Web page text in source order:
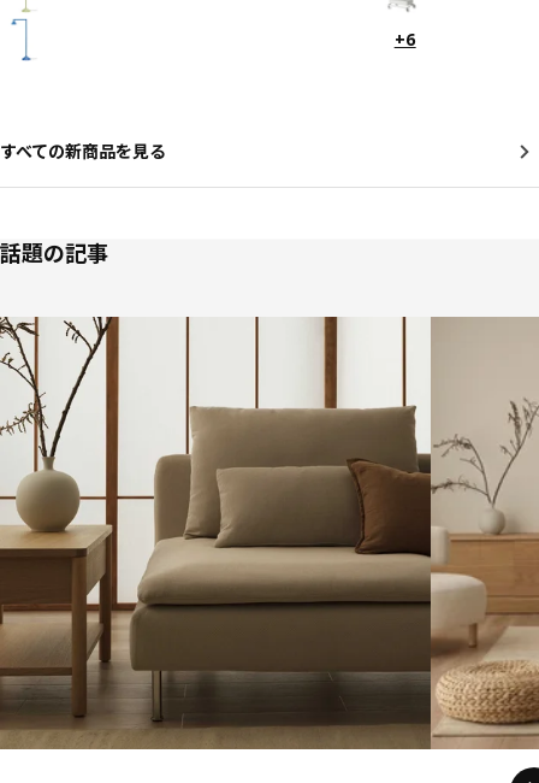
オプション: IKEA PS 2026, フロアアップライト, ブルー, 182 cm
+6
すべての新商品を見る
話題の記事
リストをスキップ